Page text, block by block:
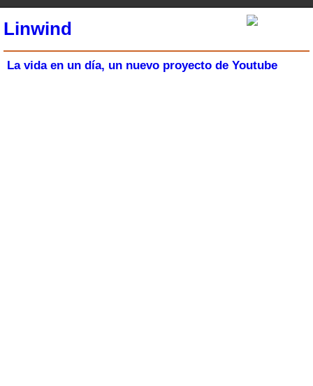
Linwind
La vida en un día, un nuevo proyecto de Youtube